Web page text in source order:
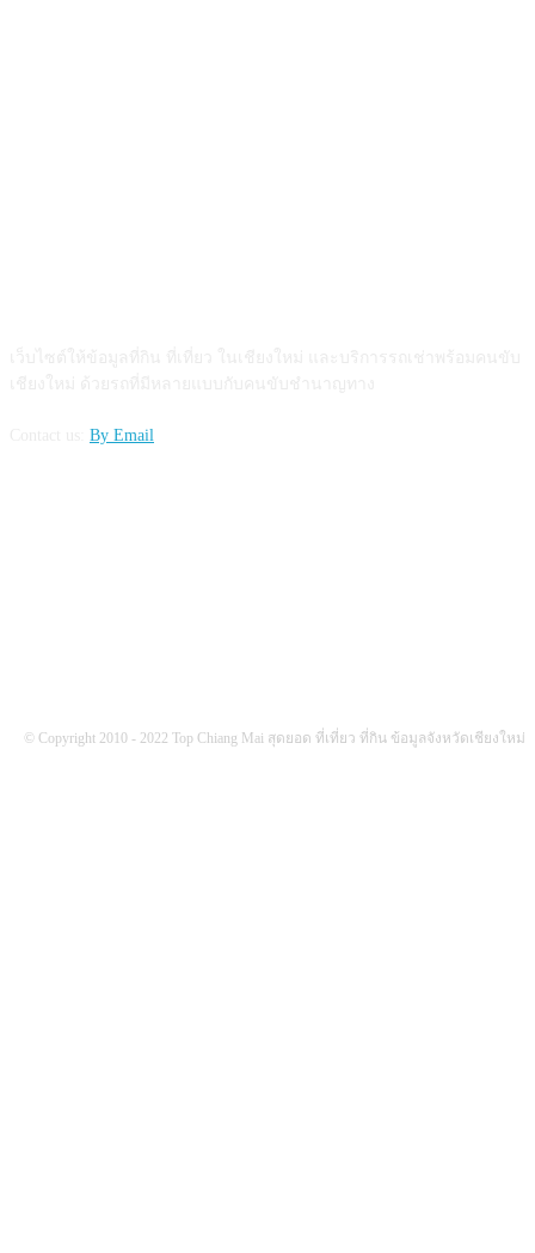
By Email
© Copyright 2010 - 2022 Top Chiang Mai สุดยอด ที่เที่ยว ที่กิน ข้อมูลจังหวัดเชียงใหม่